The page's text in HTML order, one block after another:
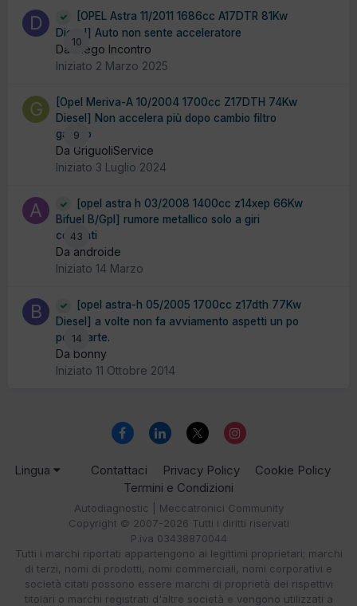
10
[OPEL Astra 11/2011 1686cc A17DTR 81Kw
Diesel] Auto non sente acceleratore
Da Diego Incontro
Iniziato 2 Marzo 2025
9
[Opel Meriva-A 10/2004 1700cc Z17DTH 74Kw
Diesel] Non accelera più dopo cambio filtro
gasolio
Da GriguoliService
Iniziato 3 Luglio 2024
43
[opel astra h 03/2008 1400cc z14xep 66Kw
Bifuel B/Gpl] rumore metallico solo a giri
costanti
Da androide
Iniziato 14 Marzo
14
[opel astra-h 05/2005 1700cc z17dth 77Kw
Diesel] a volte non fa avviamento aspetti un po
poi riparte.
Da bonny
Iniziato 11 Ottobre 2014
Lingua Contattaci Privacy Policy
Cookie Policy
Termini e Condizioni
Autodiagnostic | Meccatronici Community
Copyright © 2007-2026 Tutti i diritti riservati
P.iva 03438870044
Tutti i marchi riportati appartengono ai legittimi proprietari; marchi
di terzi, nomi di prodotti, nomi commerciali, nomi corporativi e
società citati possono essere marchi di proprietà dei rispettivi
titolari o marchi registrati d'altre società e vengono utilizzati a